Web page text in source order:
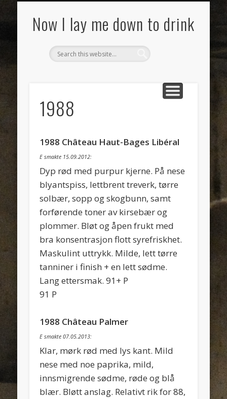
Now I lay me down to drink
1988
1988 Château Haut-Bages Libéral
E smakte 15.09.2012:
Dyp rød med purpur kjerne. På nese
blyantspiss, lettbrent treverk, tørre
solbær, sopp og skogbunn, samt
forførende toner av kirsebær og
plommer. Bløt og åpen frukt med
bra konsentrasjon flott syrefriskhet.
Maskulint uttrykk. Milde, lett tørre
tanniner i finish + en lett sødme.
Lang ettersmak. 91+ P
91 P
1988 Château Palmer
E smakte 07.05.2013:
Klar, mørk rød med lys kant. Mild
nese med noe paprika, mild,
innsmigrende sødme, røde og blå
blær. Bløtt anslag. Relativt rik for 88,